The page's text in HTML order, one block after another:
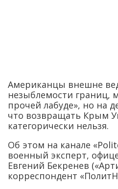
Американцы внешне
незыблемости границ,
прочей лабуде», но на
что возвращать Крым
категорически нельзя.
Об этом на канале
военный эксперт,
Евгений Бекренев
корреспондент